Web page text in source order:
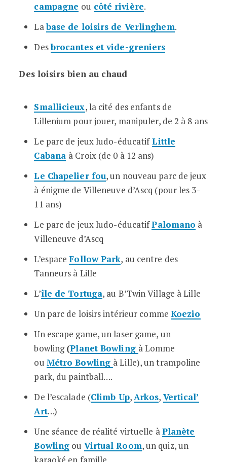
campagne ou côté rivière.
Labase de loisirs de Verlinghem.
Desbrocantes et vide-greniers
Des loisirs bien au chaud
Smallicieux, la cité des enfants de
Lillenium pour jouer, manipuler, de 2 à 8 ans
Le parc de jeux ludo-éducatif Little
Cabana à Croix (de 0 à 12 ans)
Le Chapelier fou, un nouveau parc de jeux
à énigme de Villeneuve d’Ascq (pour les 3-
11 ans)
Le parc de jeux ludo-éducatifPalomano à
Villeneuve d’Ascq
L’espaceFollow Park, au centre des
Tanneurs à Lille
L’île de Tortuga, au B’Twin Village à Lille
Un parc de loisirs intérieur comme Koezio
Un escape game, un laser game, un
bowling(Planet Bowling à Lomme
ou Métro Bowling à Lille), un trampoline
park, du paintball….
De l’escalade (Climb Up,Arkos, Vertical’
Art…)
Une séance de réalité virtuelle àPlanète
Bowling ou Virtual Room, un quiz, un